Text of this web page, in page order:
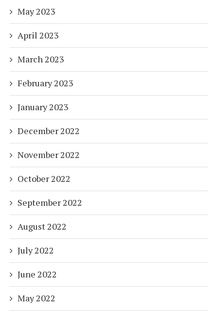
May 2023
April 2023
March 2023
February 2023
January 2023
December 2022
November 2022
October 2022
September 2022
August 2022
July 2022
June 2022
May 2022